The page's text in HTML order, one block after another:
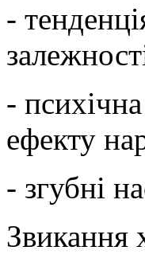
-
-
ефекту
- згубні
Звикання